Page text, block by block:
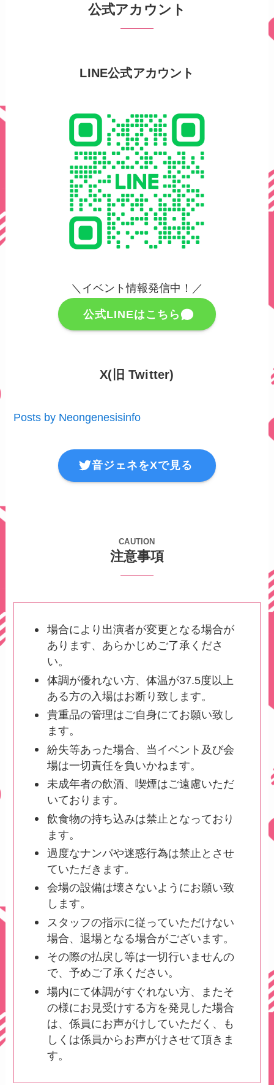
公式アカウント
LINE公式アカウント
＼イベント情報発信中！／
公式LINEはこちら
X(旧 Twitter)
Posts by Neongenesisinfo
音ジェネをXで見る
CAUTION
注意事項
場合により出演者が変更となる場合が
あります、あらかじめご了承くださ
い。
体調が優れない方、体温が37.5度以上
ある方の入場はお断り致します。
貴重品の管理はご自身にてお願い致し
ます。
紛失等あった場合、当イベント及び会
場は一切責任を負いかねます。
未成年者の飲酒、喫煙はご遠慮いただ
いております。
飲食物の持ち込みは禁止となっており
ます。
過度なナンパや迷惑行為は禁止とさせ
ていただきます。
会場の設備は壊さないようにお願い致
します。
スタッフの指示に従っていただけない
場合、退場となる場合がございます。
その際の払戻し等は一切行いませんの
で、予めご了承ください。
場内にて体調がすぐれない⽅、またそ
の様にお⾒受けする⽅を発⾒した場合
は、係員にお声がけしていただく、も
しくは係員からお声がけさせて頂きま
す。